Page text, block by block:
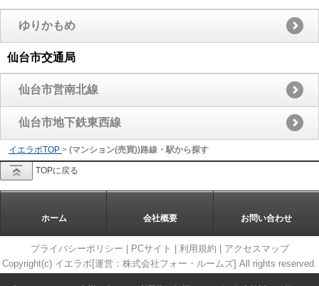
ゆりかもめ
仙台市交通局
仙台市営南北線
仙台市地下鉄東西線
イエラボTOP > (マンション(売買))路線・駅から探す
TOPに戻る
ホーム 会社概要 お問い合わせ
プライバシーポリシー PCサイト 利用規約
アクセスマップ
Copyright(c) イエラボ[運営：株式会社フォー・ルームズ] All rights reserved.